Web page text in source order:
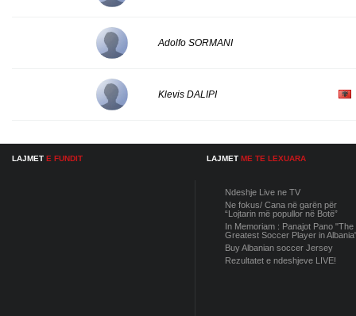
Adolfo SORMANI
Klevis DALIPI
LAJMET E FUNDIT LAJMET ME TE LEXUARA
Ndeshje Live ne TV
Ne fokus/ Cana në garën për
“Lojtarin më popullor në Botë”
In Memoriam : Panajot Pano "The
Greatest Soccer Player in
Buy Albanian soccer Jersey
Rezultatet e ndeshjeve LIVE!